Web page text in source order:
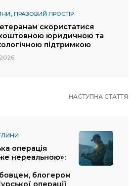
ПРАВОВИЙ ПРОСТІР
скористатися
юридичною та
підтримкою
НАСТУПНА СТАТТЯ
операція
нереальною»:
блогером
операції